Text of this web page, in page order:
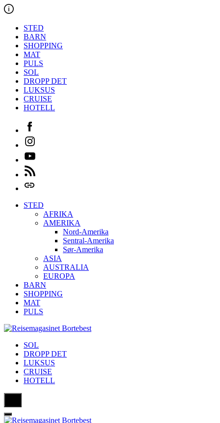
Hopp
til
innholdetSTED
BARN
SHOPPING
MAT
PULS
SOL
DROPP DET
LUKSUS
CRUISE
HOTELL
Facebook
Instagram
Youtube
Feed
Login
STED
AFRIKA
AMERIKA
Nord-Amerika
Sentral-Amerika
Sør-Amerika
ASIA
AUSTRALIA
EUROPA
BARN
SHOPPING
MAT
PULS
SOL
DROPP DET
LUKSUS
CRUISE
HOTELL